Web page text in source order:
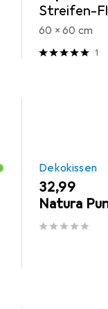
Streifen-
9049
60 x 60 cm
1
Dekokissen
EUR
32,99
Natura